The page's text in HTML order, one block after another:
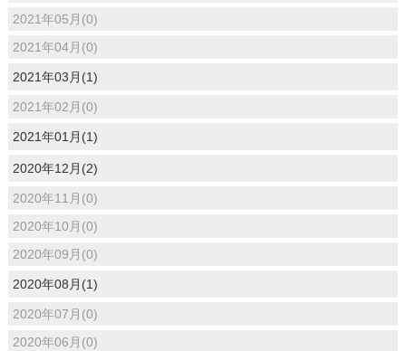
2021年05月(0)
2021年04月(0)
2021年03月(1)
2021年02月(0)
2021年01月(1)
2020年12月(2)
2020年11月(0)
2020年10月(0)
2020年09月(0)
2020年08月(1)
2020年07月(0)
2020年06月(0)